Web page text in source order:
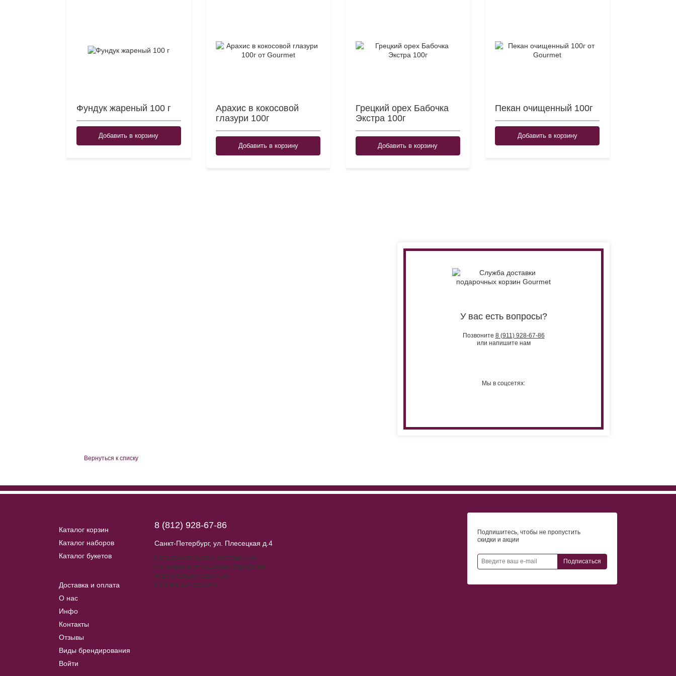
Фундук жареный 100 г
Арахис в кокосовой
глазури 100г
Грецкий орех Бабочка
Экстра 100г
Пекан очищенный 100г
У вас есть вопросы?
Позвоните 8 (911) 928-67-86
или напишите нам
Мы в соцсетях:
Вернуться к списку
Каталог корзин
Каталог наборов
Каталог букетов
Доставка и оплата
О нас
Инфо
Контакты
Отзывы
Виды брендирования
Войти
8 (812) 928-67-86
Санкт-Петербург, ул. Плесецкая д.4
Пользовательское cоглашение
Политика в отношении обработки
персональных данных
Публичная оферта
Подпишитесь, чтобы не пропустить
скидки и акции
Подписаться